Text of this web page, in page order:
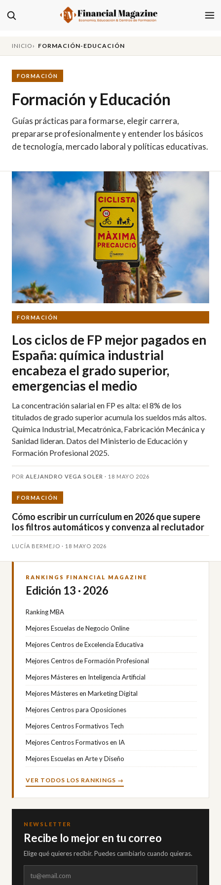
INICIO FORMACIÓN-EDUCACIÓN
FORMACIÓN
Formación y Educación
Guías prácticas para formarse, elegir carrera,
prepararse profesionalmente y entender los básicos
de tecnología, mercado laboral y políticas educativas.
FORMACIÓN
Los ciclos de FP mejor pagados en
España: química industrial
encabeza el grado superior,
emergencias el medio
La concentración salarial en FP es alta: el 8% de los
titulados de grado superior acumula los sueldos más altos.
Química Industrial, Mecatrónica, Fabricación Mecánica y
Sanidad lideran. Datos del Ministerio de Educación y
Formación Profesional 2025.
POR ALEJANDRO VEGA SOLER · 18 MAYO 2026
FORMACIÓN
Cómo escribir un currículum en 2026 que supere
los filtros automáticos y convenza al reclutador
LUCÍA BERMEJO · 18 MAYO 2026
RANKINGS FINANCIAL MAGAZINE
Edición 13 · 2026
Ranking MBA
Mejores Escuelas de Negocio Online
Mejores Centros de Excelencia Educativa
Mejores Centros de Formación Profesional
Mejores Másteres en Inteligencia Artificial
Mejores Másteres en Marketing Digital
Mejores Centros para Oposiciones
Mejores Centros Formativos Tech
Mejores Centros Formativos en IA
Mejores Escuelas en Arte y Diseño
VER TODOS LOS RANKINGS →
NEWSLETTER
Recibe lo mejor en tu correo
Elige qué quieres recibir. Puedes cambiarlo cuando quieras.